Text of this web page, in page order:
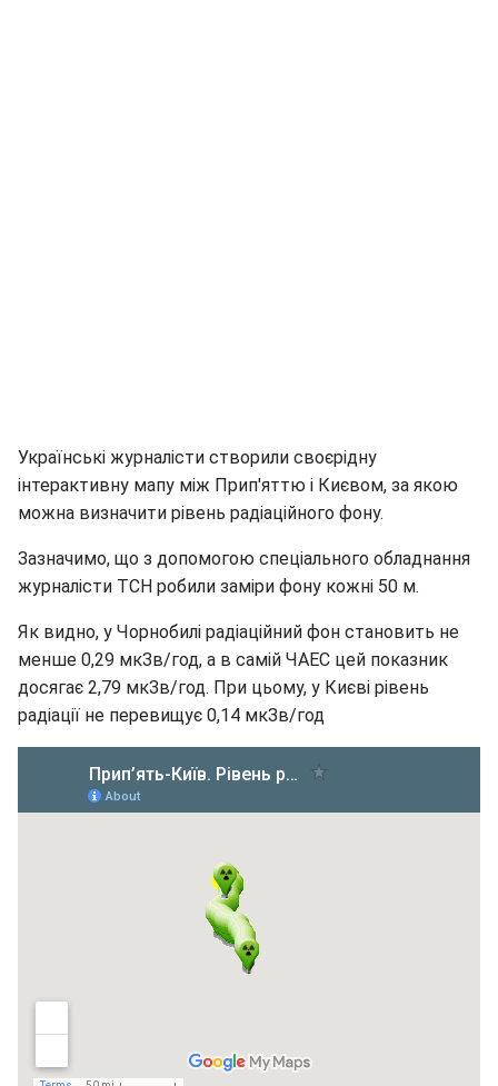
Українські журналісти створили своєрідну
інтерактивну мапу між Прип'яттю і Києвом, за якою
можна визначити рівень радіаційного фону.
Зазначимо, що з допомогою спеціального обладнання
журналісти ТСН робили заміри фону кожні 50 м.
Як видно, у Чорнобилі радіаційний фон становить не
менше 0,29 мкЗв/год, а в самій ЧАЕС цей показник
досягає 2,79 мкЗв/год. При цьому, у Києві рівень
радіації не перевищує 0,14 мкЗв/год